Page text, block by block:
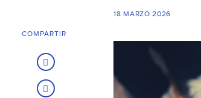
18 MARZO 2026
COMPARTIR